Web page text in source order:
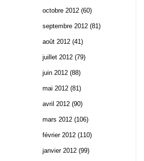
octobre 2012 (60)
septembre 2012 (81)
août 2012 (41)
juillet 2012 (79)
juin 2012 (88)
mai 2012 (81)
avril 2012 (90)
mars 2012 (106)
février 2012 (110)
janvier 2012 (99)